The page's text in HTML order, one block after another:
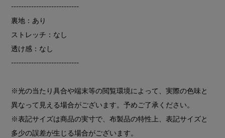
---------------------------
裏地：あり
ストレッチ：なし
透け感：なし
---------------------------
※光の当たり具合や端末等の閲覧環境によって、実際の色味と
異なって見える場合がございます。予めご了承ください。
※表記サイズは商品の実寸で、布製品の特性上、表記サイズと
多少の誤差が生じる場合がございます。